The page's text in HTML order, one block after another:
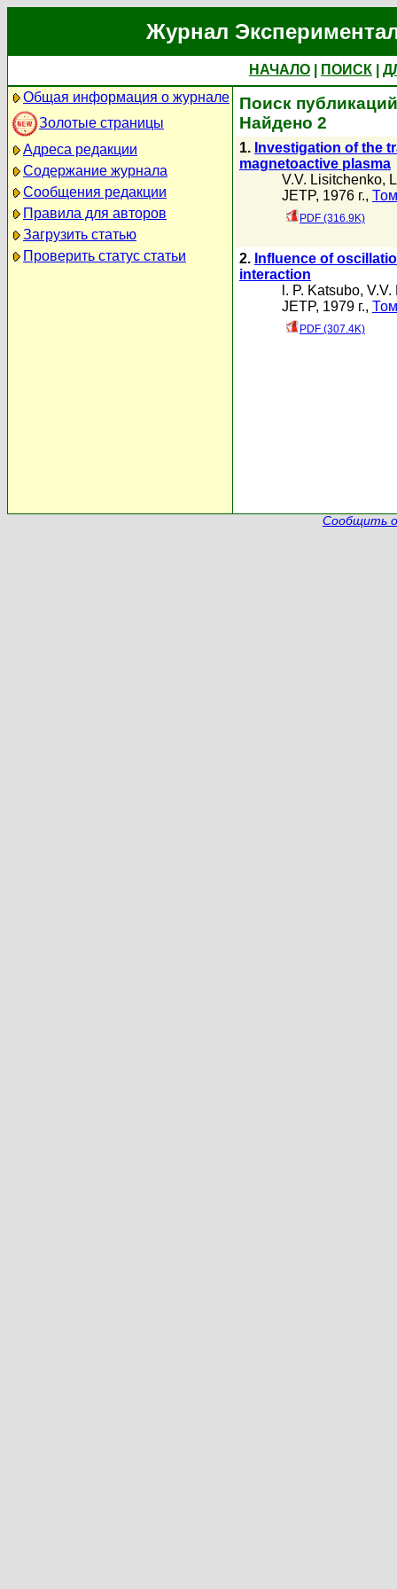
Журнал
НАЧАЛО ПОИСК
Общая информация о журнале
Золотые страницы
Адреса редакции
Содержание журнала
Сообщения редакции
Правила для авторов
Загрузить статью
Проверить статус статьи
Поиск
Найдено 2
1. Investigation of the
magnetoactive plasma
V.V. Lisitchenko,
JETP, 1976 г.,
PDF (316.9K)
2. Influence of
interaction
l. P. Katsubo, V.V.
JETP, 1979 г.,
PDF (307.4K)
Сообщить о